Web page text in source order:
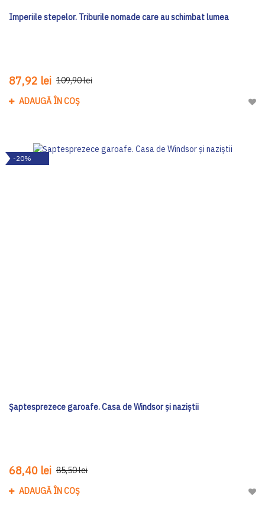
Imperiile stepelor. Triburile nomade care au schimbat lumea
87,92 lei 109,90 lei
ADAUGĂ ÎN COȘ
-20%
Șaptesprezece garoafe. Casa de Windsor și naziștii
68,40 lei 85,50 lei
ADAUGĂ ÎN COȘ